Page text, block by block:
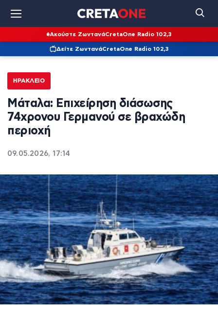
Ακούστε ΖωντανάCretaOne Radio 102,3
Δείτε ΖωντανάCretaOne Radio 102,3
ΗΡΆΚΛΕΙΟ
Μάταλα: Επιχείρηση διάσωσης
74χρονου Γερμανού σε βραχώδη
περιοχή
09.05.2026, 17:14